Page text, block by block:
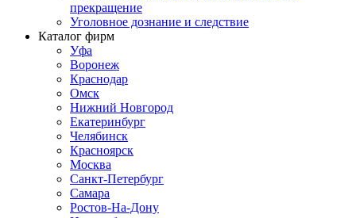
прекращение
Уголовное дознание и следствие
Каталог фирм
Уфа
Воронеж
Краснодар
Омск
Нижний Новгород
Екатеринбург
Челябинск
Красноярск
Москва
Санкт-Петербург
Самара
Ростов-На-Дону